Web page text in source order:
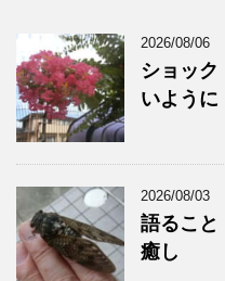
2026/08/06
ショック
いように
2026/08/03
語ること
癒し